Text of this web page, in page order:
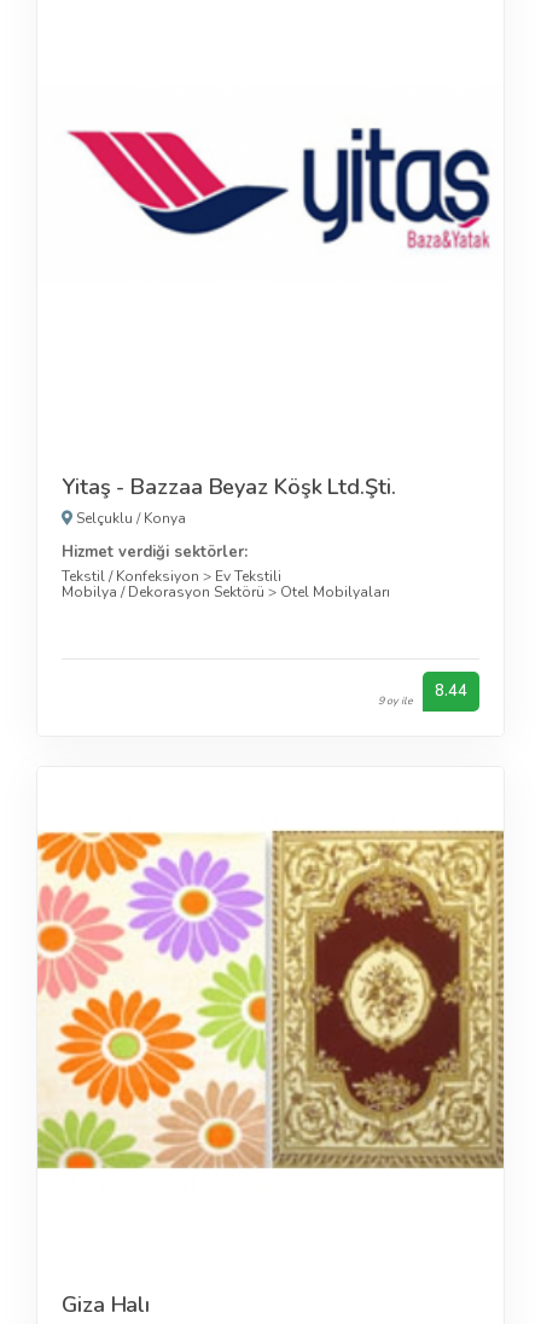
Yitaş - Bazzaa Beyaz Köşk Ltd.Şti.
Selçuklu /Konya
Hizmet verdiği sektörler:
Tekstil / Konfeksiyon > Ev Tekstili
Mobilya / Dekorasyon Sektörü > Otel Mobilyaları
9 oy ile 8.44
Giza Halı